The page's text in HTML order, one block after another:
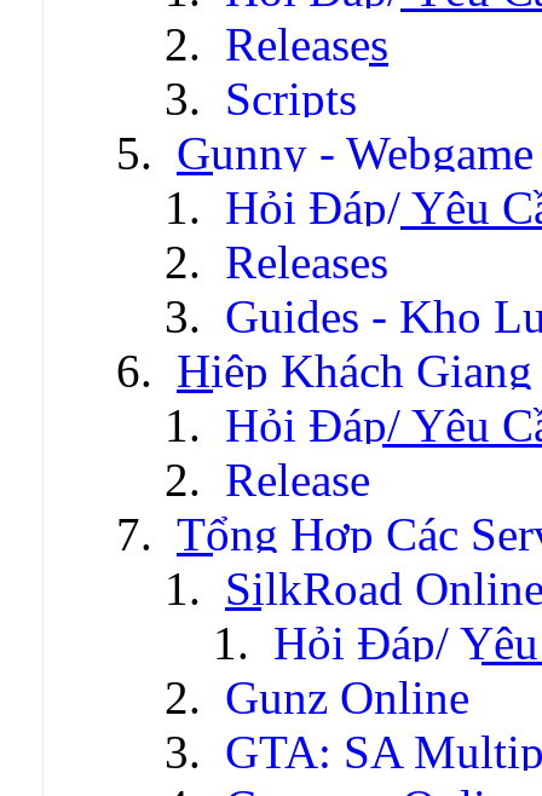
Releases
Scripts
Gunny -
Hỏi Đáp/ Yêu
Releases
Guides - Kho
Hiệp Khách
Hỏi Đáp/ Yêu
Release
Tổng Hợp Các
SilkRoad
Hỏi Đáp/
Gunz Online
GTA: SA